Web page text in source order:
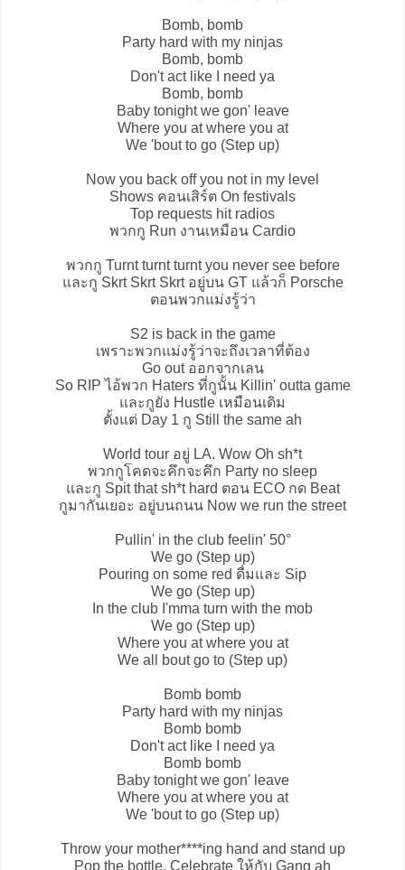
Bomb, bomb
Party hard with my ninjas
Bomb, bomb
Don't act like I need ya
Bomb, bomb
Baby tonight we gon' leave
Where you at where you at
We 'bout to go (Step up)
Now you back off you not in my level
Shows คอนเสิร์ต On festivals
Top requests hit radios
พวกกู Run งานเหมือน Cardio
พวกกู Turnt turnt turnt you never see before
และกู Skrt Skrt Skrt อยู่บน GT แล้วก็ Porsche
ตอนพวกแม่งรู้ว่า
S2 is back in the game
เพราะพวกแม่งรู้ว่าจะถึงเวลาที่ต้อง
Go out ออกจากเลน
So RIP ไอ้พวก Haters ที่กูนั้น Killin' outta game
และกูยัง Hustle เหมือนเดิม
ตั้งแต่ Day 1 กู Still the same ah
World tour อยู่ LA. Wow Oh sh*t
พวกกูโคดจะคึกจะคึก Party no sleep
และกู Spit that sh*t hard ตอน ECO กด Beat
กูมากันเยอะ อยู่บนถนน Now we run the street
Pullin' in the club feelin' 50°
We go (Step up)
Pouring on some red ดื่มและ Sip
We go (Step up)
In the club I'mma turn with the mob
We go (Step up)
Where you at where you at
We all bout go to (Step up)
Bomb bomb
Party hard with my ninjas
Bomb bomb
Don't act like I need ya
Bomb bomb
Baby tonight we gon' leave
Where you at where you at
We 'bout to go (Step up)
Throw your mother****ing hand and stand up
Pop the bottle, Celebrate ให้กับ Gang ah